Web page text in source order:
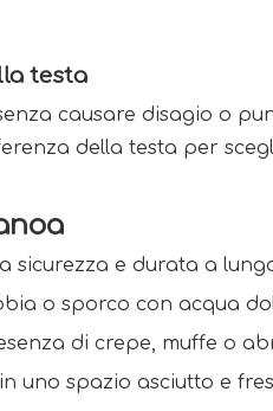
testa
causare disagio o
della testa per
sicurezza e durata a
o sporco con acqua
di crepe, muffe o
uno spazio asciutto e